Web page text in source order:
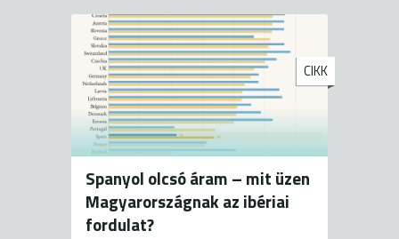
CIKK
Spanyol olcsó áram – mit üzen
Magyarországnak az ibériai
fordulat?